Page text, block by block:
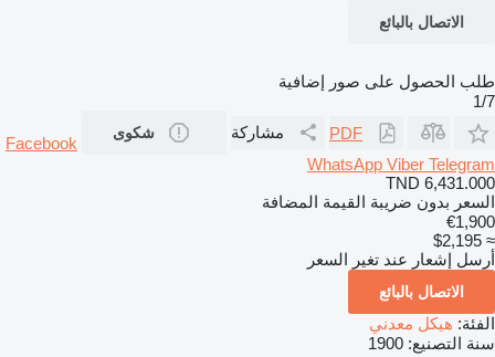
الاتصال بالبائع
طلب الحصول على صور إضافية
1/7
PDF
مشاركة شكوى
Facebook
WhatsApp Viber Telegram
TND 6,431.000
السعر بدون ضريبة القيمة المضافة
€1,900
≈ $2,195
أرسل إشعار عند تغير السعر
الاتصال بالبائع
الفئة: هيكل معدني
سنة التصنيع: 1900